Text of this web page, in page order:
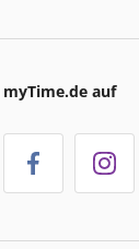
myTime.de auf